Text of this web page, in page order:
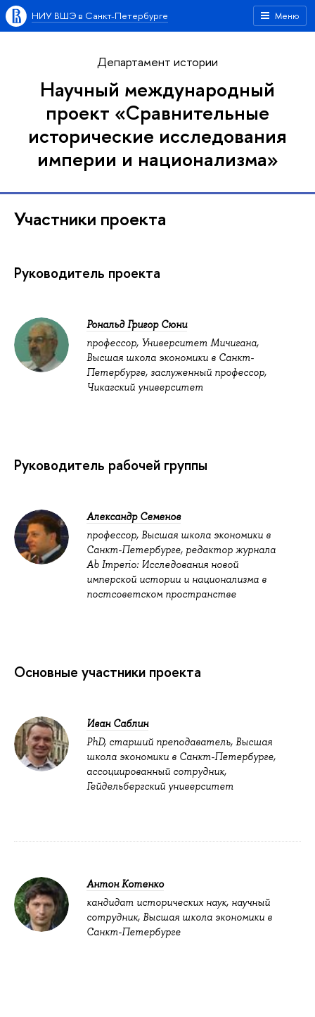
Меню
НИУ ВШЭ в Санкт-Петербурге
Департамент истории
Научный международный
проект «Сравнительные
исторические исследования
империи и национализма»
Участники проекта
Руководитель проекта
Рональд Григор Сюни
профессор, Университет Мичигана,
Высшая школа экономики в Санкт-
Петербурге, заслуженный профессор,
Чикагский университет
Руководитель рабочей группы
Александр Семенов
профессор, Высшая школа экономики в
Санкт-Петербурге, редактор журнала
Ab Imperio: Исследования новой
имперской истории и национализма в
постсоветском пространстве
Основные участники проекта
Иван Саблин
PhD, старший преподаватель, Высшая
школа экономики в Санкт-Петербурге,
ассоциированный сотрудник,
Гейдельбергский университет
Антон Котенко
кандидат исторических наук, научный
сотрудник, Высшая школа экономики в
Санкт-Петербурге